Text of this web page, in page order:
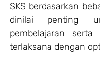
SKS berdasarkan
dinilai penting
pembelajaran
terlaksana dengan